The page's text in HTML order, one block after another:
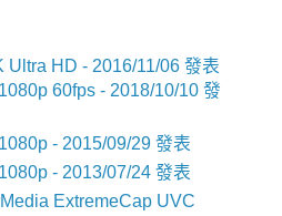
Ultra HD - 2016/11/06 發表
60fps - 2018/10/10 發
- 2015/09/29 發表
- 2013/07/24 發表
ExtremeCap UVC